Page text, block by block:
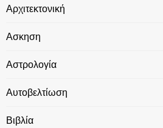
Αρχιτεκτονική
Ασκηση
Αστρολογία
Αυτοβελτίωση
Βιβλία